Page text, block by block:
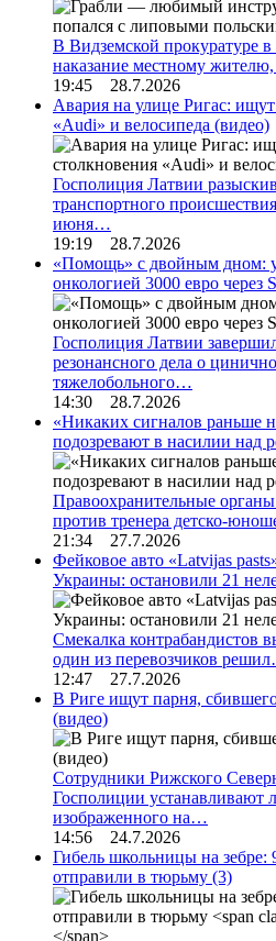
В Видземской прокуратуре
наказание местному
19:45 28.7.2026
Авария на улице Ригас:
«Audi» и велосипеда (видео)
Госполиция Латвии
транспортного
июня…
19:19 28.7.2026
«Помощь» с двойным дном:
онкологией 3000 евро через
Госполиция Латвии
резонансного дела о
тяжелобольного…
14:30 28.7.2026
«Никаких сигналов раньше
подозревают в насилии над
Правоохранительные
против тренера детско-
21:34 27.7.2026
Фейковое авто «Latvijas
Украины: остановили 21
Смекалка контрабандистов
один из перевозчиков
12:47 27.7.2026
В Риге ищут парня,
(видео)
Сотрудники Рижского
Госполиции устанавливают
изображенного на…
14:56 24.7.2026
Гибель школьницы на зебре:
отправили в тюрьму (3)